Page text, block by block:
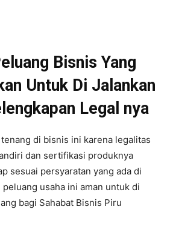
Bisnis Yang
Untuk Di Jalankan
Legal nya
di bisnis ini karena legalitas
dan sertifikasi produknya
sesuai persyaratan yang ada di
usaha ini aman untuk di
bagi Sahabat Bisnis Piru